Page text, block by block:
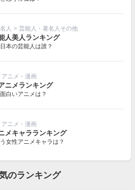
人 > 芸能人・著名人その他
人美人ランキング
本の芸能人は誰？
アニメ・漫画
ニメランキング
白いアニメは？
アニメ・漫画
メキャラランキング
女性アニメキャラは？
のランキング